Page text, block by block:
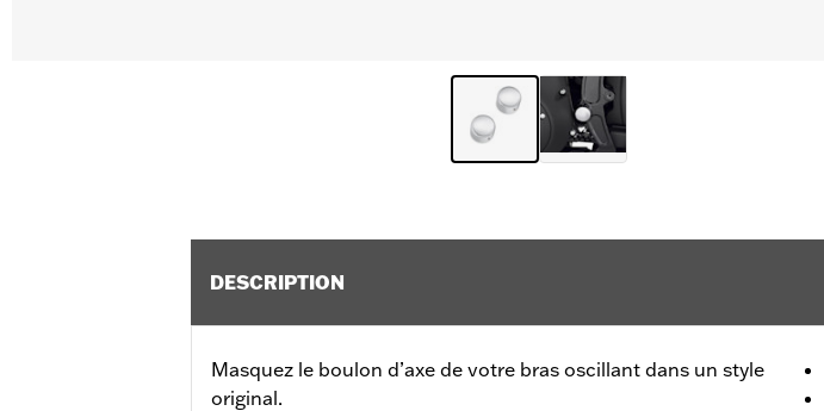
DESCRIPTION
Masquez le boulon d’axe de votre bras oscillant dans un style
original.